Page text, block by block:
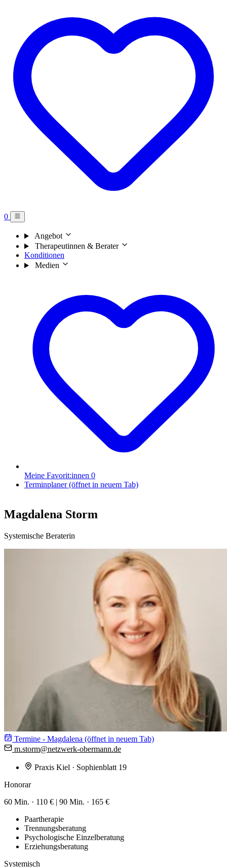
0
Angebot
Therapeutinnen & Berater
Konditionen
Medien
Meine Favorit:innen 0
Terminplaner(öffnet in neuem Tab)
Magdalena Storm
Systemische Beraterin
Termine - Magdalena (öffnet in neuem Tab)
m.storm@netzwerk-obermann.de
Praxis Kiel · Sophienblatt 19
Honorar
60 Min. · 110 € | 90 Min. · 165 €
Paartherapie
Trennungsberatung
Psychologische Einzelberatung
Erziehungsberatung
Systemisch